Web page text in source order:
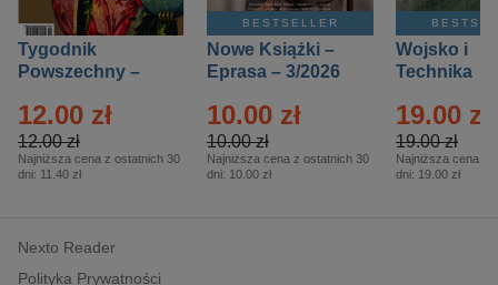
Tygodnik
Powszechny –
12.00 zł
12.00 zł
Najniższa cena z ostatnich 30
dni: 11.40 zł
BESTSELLER
Nowe Książki –
Eprasa – 3/2026
10.00 zł
10.00 zł
Najniższa cena z ostatnich 30
dni: 10.00 zł
Wojsko i
Technika
– 2/2026
19.00 zł
19.00 zł
Najniższa cena z
dni: 19.00 zł
Nexto Reader
Polityka Prywatności